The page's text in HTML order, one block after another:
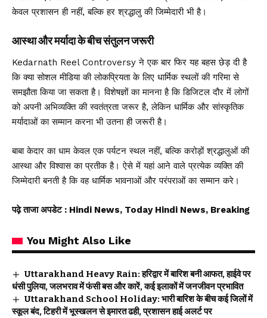
केवल प्रशासन ही नहीं, बल्कि हर श्रद्धालु की जिम्मेदारी भी है।
आस्था और मर्यादा के बीच संतुलन जरूरी
Kedarnath Reel Controversy ने एक बार फिर यह बहस छेड़ दी है
कि क्या सोशल मीडिया की लोकप्रियता के लिए धार्मिक स्थलों की गरिमा से
समझौता किया जा सकता है। विशेषज्ञों का मानना है कि डिजिटल दौर में लोगों
को अपनी अभिव्यक्ति की स्वतंत्रता जरूर है, लेकिन धार्मिक और सांस्कृतिक
मर्यादाओं का सम्मान करना भी उतना ही जरूरी है।
बाबा केदार का धाम केवल एक पर्यटन स्थल नहीं, बल्कि करोड़ों श्रद्धालुओं की
आस्था और विश्वास का प्रतीक है। ऐसे में यहां आने वाले प्रत्येक व्यक्ति की
जिम्मेदारी बनती है कि वह धार्मिक भावनाओं और परंपराओं का सम्मान करे।
पढ़े ताजा अपडेट : Hindi News, Today Hindi News, Breaking
You Might Also Like
Uttarakhand Heavy Rain: हरिद्वार में बारिश बनी आफत, हाईवे पर
धंसी पुलिया, जलभराव में फंसी बस और कारें, कई इलाकों में जनजीवन प्रभावित
Uttarakhand School Holiday: भारी बारिश के बीच कई जिलों में
स्कूल बंद, टिहरी में भूस्खलन से इमारत ढही, प्रशासन हाई अलर्ट पर